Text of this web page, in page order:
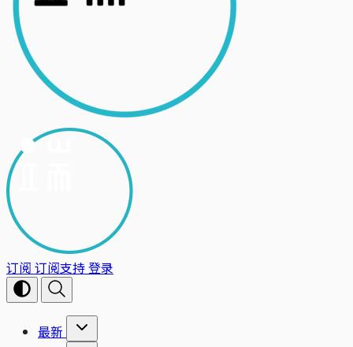
订阅 订阅支持登录
最新